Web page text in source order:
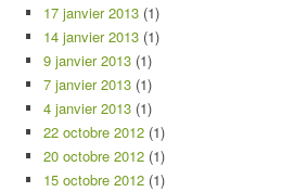
17 janvier 2013 (1)
14 janvier 2013 (1)
9 janvier 2013 (1)
7 janvier 2013 (1)
4 janvier 2013 (1)
22 octobre 2012 (1)
20 octobre 2012 (1)
15 octobre 2012 (1)